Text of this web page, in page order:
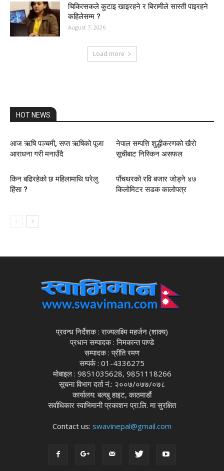
चिकित्सकले कुटाइ खाइरहने र बिरामीले सास्ती पाइरहने
कहिलेसम्म ?
August 7, 2026
Load more
HOT NEWS
आज ऋषि पञ्चमी, सप्त ऋषिको पूजा
आराधना गरी मनाउँदै
नेपाल सम्पत्ति शुद्धीकरणको खैरो
सूचीबाट निस्किन असफल
किन बढिरहेको छ महिलामाथि घरेलु
हिंसा ?
पाँचथरको रवि बजार जोड्ने ४७
किलोमिटर सडक कालोपत्र
प्रवन्ध निर्देशक : राज्यलक्ष्मि महर्जन (शाक्य)
प्रधान सम्पादक : निमकान्त पाण्डे
सम्पादक : प्रीति रमण
सम्पर्क : 01-4336275
मोबाइल : 9851035628, 9851118266
सूचना विभाग दर्ता नं.: २००७/०७७/०७८
कार्यालय: बल्खु हाइट, काठमाडौं
सर्वाधिकार स्वाभिमानी प्रकाशन प्रा.लि. मा सुरक्षित
Contact us: swavinepal@gmail.com